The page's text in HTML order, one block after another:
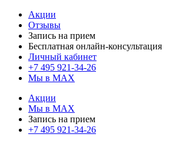
Акции
Отзывы
Запись на прием
Бесплатная онлайн-консультация
Личный кабинет
+7 495 921-34-26
Мы в MAX
Акции
Мы в MAX
Запись на прием
+7 495 921-34-26